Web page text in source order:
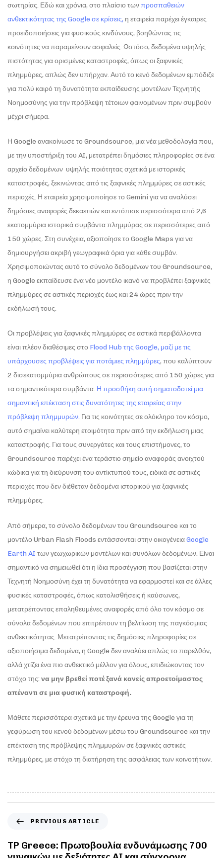
σωτηρίας. Εδώ και χρόνια, στο πλαίσιο τωνπροσπαθειών
ανθεκτικότητας της Google σε κρίσεις, η εταιρεία παρέχει έγκαιρες
προειδοποιήσεις για φυσικούς κινδύνους, βοηθώντας τις
κοινότητες να παραμείνουν ασφαλείς. Ωστόσο, δεδομένα υψηλής
πιστότητας για ορισμένες καταστροφές, όπως οι ξαφνικές
πλημμύρες, απλώς δεν υπήρχαν. Αυτό το κενό δεδομένων εμπόδιζε
για πολύ καιρό τη δυνατότητα εκπαίδευσης μοντέλων Τεχνητής
Νοημοσύνης για την πρόβλεψη τέτοιων φαινομένων πριν συμβούν
μέχρι σήμερα.
Η Google ανακοίνωσε το Groundsource, μια νέα μεθοδολογία που,
με την υποστήριξη του AI, μετατρέπει δημόσιες πληροφορίες σε ένα
αρχείο δεδομένων υψηλής ποιότητας σχετικά με ιστορικές
καταστροφές, ξεκινώντας από τις ξαφνικές πλημμύρες σε αστικές
περιοχές. Η εταιρεία χρησιμοποίησε το Gemini για να αναλύσει
δημόσιες αναφορές δεκαετιών και εντόπισε περισσότερα από 2,6
εκατομμύρια ιστορικά συμβάντα πλημμύρας σε περισσότερες από
150 χώρες. Στη συνέχεια, αξιοποίησε το Google Maps για να
δημιουργήσει ακριβή γεωγραφικά όρια για κάθε συμβάν.
Χρησιμοποιώντας αυτό το σύνολο δεδομένων του Groundsource,
η Google εκπαίδευσε ένα νέο μοντέλο ικανό να προβλέπει ξαφνικές
πλημμύρες σε αστικές περιοχές έως και 24 ώρες πριν την
εκδήλωσή τους.
Οι προβλέψεις για ξαφνικές πλημμύρες σε αστικά περιβάλλοντα
είναι πλέον διαθέσιμες στο Flood Hub της Google, μαζί με τις
υπάρχουσες προβλέψεις για ποτάμιες πλημμύρες, που καλύπτουν
2 δισεκατομμύρια ανθρώπους σε περισσότερες από 150 χώρες για
τα σημαντικότερα συμβάντα. Η προσθήκη αυτή σηματοδοτεί μια
σημαντική επέκταση στις δυνατότητες της εταιρείας στην
πρόβλεψη πλημμυρών. Για τις κοινότητες σε ολόκληρο τον κόσμο,
αυτό σημαίνει καλύτερη ετοιμότητα πριν από την εκδήλωση μιας
καταστροφής. Για τους συνεργάτες και τους επιστήμονες, το
Groundsource παρέχει ένα τεράστιο σημείο αναφοράς ανοιχτού
κώδικα για τη διεύρυνση του αντίκτυπού τους, ειδικά σε αστικές
περιοχές που δεν διέθεταν δεδομένα ιστορικού για ξαφνικές
πλημμύρες.
Από σήμερα, το σύνολο δεδομένων του Groundsource και το
μοντέλο Urban Flash Floods εντάσσονται στην οικογένειαGoogle
Earth AI των γεωχωρικών μοντέλων και συνόλων δεδομένων. Είναι
σημαντικό να σημειωθεί ότι η ίδια προσέγγιση που βασίζεται στην
Τεχνητή Νοημοσύνη έχει τη δυνατότητα να εφαρμοστεί και σε άλλες
φυσικές καταστροφές, όπως κατολισθήσεις ή καύσωνες,
μετατρέποντας επαληθευμένες αναφορές από όλο τον κόσμο σε
σύνολα δεδομένων που επιτρέπουν τη βελτίωση της παγκόσμιας
ανθεκτικότητας. Μετατρέποντας τις δημόσιες πληροφορίες σε
αξιοποιήσιμα δεδομένα, η Google δεν αναλύει απλώς το παρελθόν,
αλλά χτίζει ένα πιο ανθεκτικό μέλλον για όλους, επιδιώκοντας τον
στόχο της: να μην βρεθεί ποτέ ξανά κανείς απροετοίμαστος
απέναντι σε μια φυσική καταστροφή.
Μάθετε περισσότερα σχετικά με την έρευνα της Google για τη
γεφύρωση του κενού δεδομένων μέσω του Groundsource και την
επέκταση της πρόβλεψης πλημμυρών σε ξαφνικές αστικές
πλημμύρες, με στόχο τη διατήρηση της ασφάλειας των κοινοτήτων.
PREVIOUS ARTICLE
TP Greece: Πρωτοβουλία ενδυνάμωσης 700